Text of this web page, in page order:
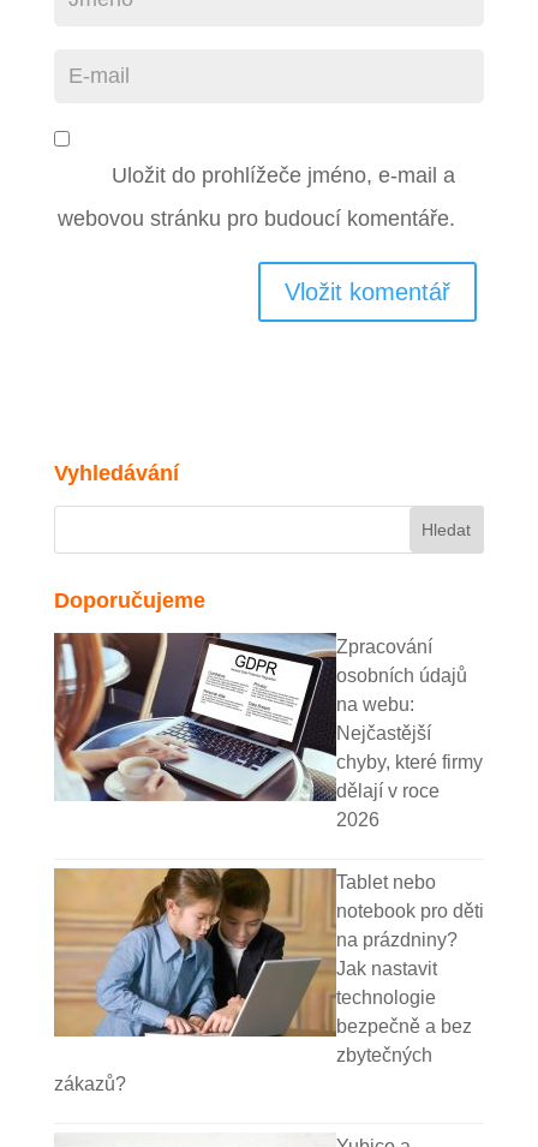
Uložit do prohlížeče jméno, e-mail a
webovou stránku pro budoucí komentáře.
Vyhledávání
Doporučujeme
Zpracování
osobních údajů
na webu:
Nejčastější
chyby, které firmy
dělají v roce
2026
Tablet nebo
notebook pro děti
na prázdniny?
Jak nastavit
technologie
bezpečně a bez
zbytečných
zákazů?